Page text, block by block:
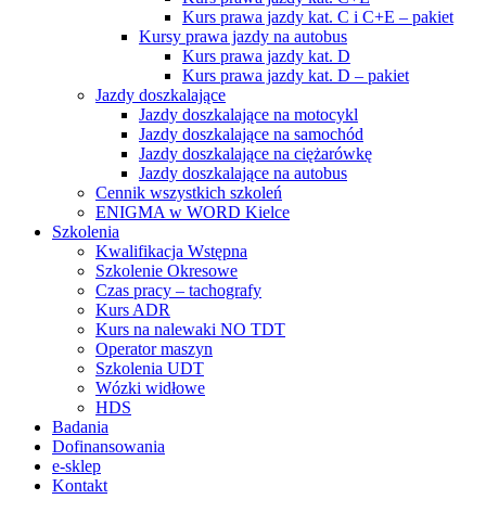
Kurs prawa jazdy kat. C i C+E – pakiet
Kursy prawa jazdy na autobus
Kurs prawa jazdy kat. D
Kurs prawa jazdy kat. D – pakiet
Jazdy doszkalające
Jazdy doszkalające na motocykl
Jazdy doszkalające na samochód
Jazdy doszkalające na ciężarówkę
Jazdy doszkalające na autobus
Cennik wszystkich szkoleń
ENIGMA w WORD Kielce
Szkolenia
Kwalifikacja Wstępna
Szkolenie Okresowe
Czas pracy – tachografy
Kurs ADR
Kurs na nalewaki NO TDT
Operator maszyn
Szkolenia UDT
Wózki widłowe
HDS
Badania
Dofinansowania
e-sklep
Kontakt